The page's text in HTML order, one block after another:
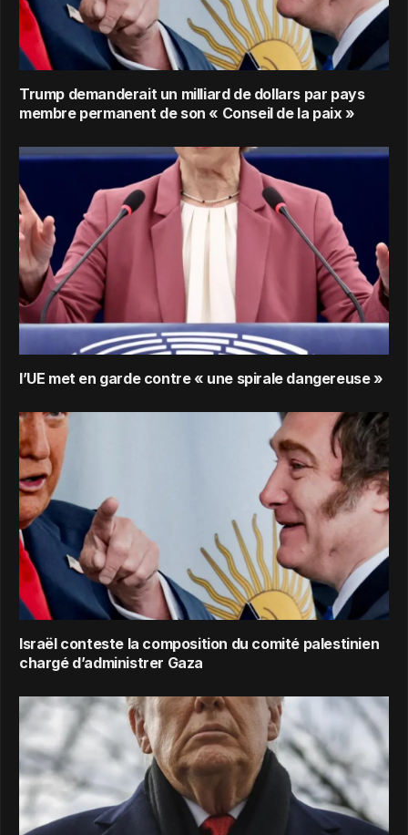
Trump demanderait un milliard de dollars par pays
membre permanent de son « Conseil de la paix »
l’UE met en garde contre « une spirale dangereuse »
Israël conteste la composition du comité palestinien
chargé d’administrer Gaza